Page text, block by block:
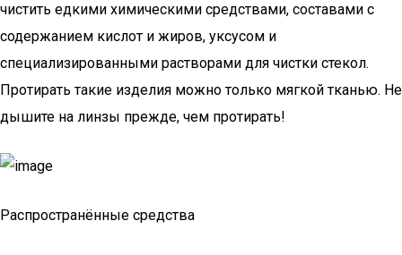
чистить едкими химическими средствами, составами с
содержанием кислот и жиров, уксусом и
специализированными растворами для чистки стекол.
Протирать такие изделия можно только мягкой тканью. Не
дышите на линзы прежде, чем протирать!
Распространённые средства